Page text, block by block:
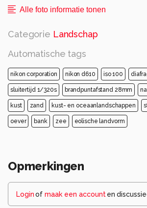
Alle foto informatie tonen
Categorie Landschap
Automatische tags
nikon corporation nikon d610 iso 100
sluitertijd 1/320s brandpuntafstand 28mm
kust zand kust- en oceaanlandschappen
oever bank zee eolische landvorm
Opmerkingen
Loginof maak een account en